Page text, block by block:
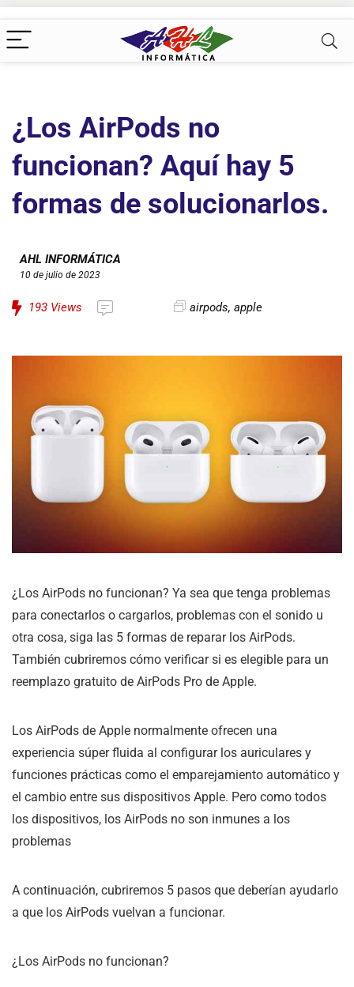
¿Los AirPods no
funcionan? Aquí hay 5
formas de solucionarlos.
AHL INFORMÁTICA
10 de julio de 2023
193 Views airpods, apple
¿Los AirPods no funcionan? Ya sea que tenga problemas
para conectarlos o cargarlos, problemas con el sonido u
otra cosa, siga las 5 formas de reparar los AirPods.
También cubriremos cómo verificar si es elegible para un
reemplazo gratuito de AirPods Pro de Apple.
Los AirPods de Apple normalmente ofrecen una
experiencia súper fluida al configurar los auriculares y
funciones prácticas como el emparejamiento automático y
el cambio entre sus dispositivos Apple. Pero como todos
los dispositivos, los AirPods no son inmunes a los
problemas
A continuación, cubriremos 5 pasos que deberían ayudarlo
a que los AirPods vuelvan a funcionar.
¿Los AirPods no funcionan?